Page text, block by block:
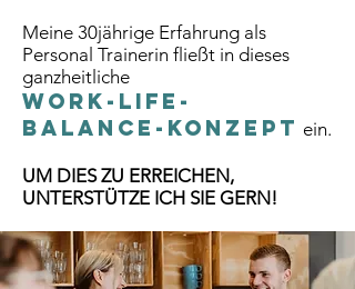
Meine 30jährige Erfahrung als
Personal Trainerin fließt in dieses
ganzheitliche
WORK-LIFE-
BALANCE-KONZEPT ein.
UM DIES ZU ERREICHEN,
UNTERSTÜTZE ICH SIE GERN!